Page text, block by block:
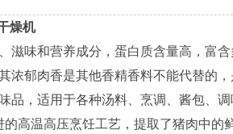
燥机
味和营养成分，蛋白质含量高，富含
浓郁肉香是其他香精香料不能代替的
，适用于各种汤料、烹调、酱包、调
高温高压烹饪工艺，提取了猪肉中